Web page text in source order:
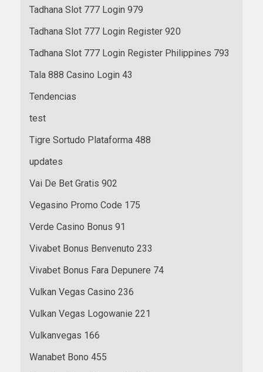
Tadhana Slot 777 Login 979
Tadhana Slot 777 Login Register 920
Tadhana Slot 777 Login Register Philippines 793
Tala 888 Casino Login 43
Tendencias
test
Tigre Sortudo Plataforma 488
updates
Vai De Bet Gratis 902
Vegasino Promo Code 175
Verde Casino Bonus 91
Vivabet Bonus Benvenuto 233
Vivabet Bonus Fara Depunere 74
Vulkan Vegas Casino 236
Vulkan Vegas Logowanie 221
Vulkanvegas 166
Wanabet Bono 455